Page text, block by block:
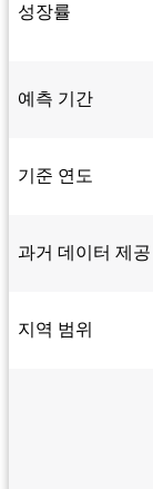
성장률
예측 기간
기준 연도
과거 데이터 제공
지역 범위